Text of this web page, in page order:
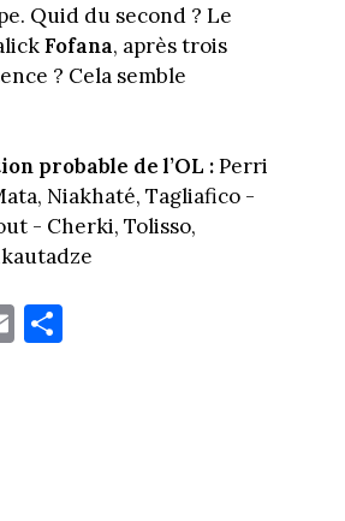
Quid du second ? Le
Fofana, après trois
? Cela semble
probable de l’OL :Perri
Niakhaté, Tagliafico -
- Cherki, Tolisso,
E
m
Pa
rt